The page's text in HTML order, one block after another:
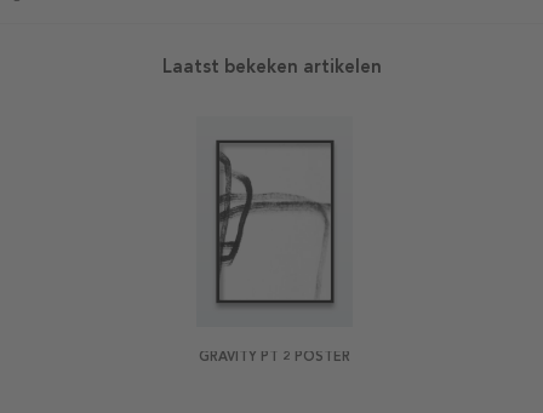
Laatst bekeken artikelen
GRAVITY PT 2 POSTER